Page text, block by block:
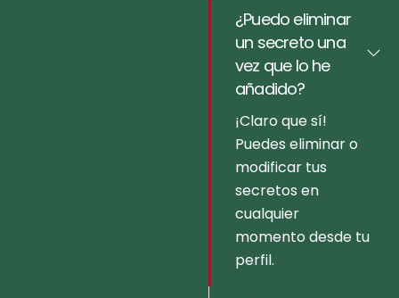
¿Puedo eliminar
un secreto una
vez que lo he
añadido?
¡Claro que sí!
Puedes eliminar o
modificar tus
secretos en
cualquier
momento desde tu
perfil.